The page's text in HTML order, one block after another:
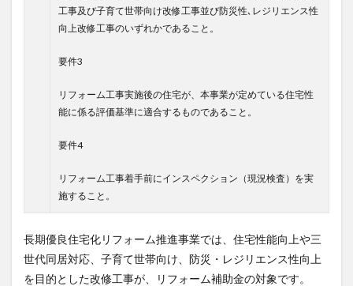
工事及び子育て世帯向け改修工事並び防災性､レジリエンス性
向上改修工事のいずれかであること。
要件3
リフォーム工事実施後の住宅が、本事業が定めている住宅性
能に係る評価基準に適合するものであること。
要件4
リフォーム工事着手前にインスペクション（現況検査）を実
施すること。
長期優良住宅化リフォーム推進事業では、住宅性能向上や三
世代同居対応、子育て世帯向け、防災・レジリエンス性向上
を目的とした改修工事が、リフォーム補助金の対象です。